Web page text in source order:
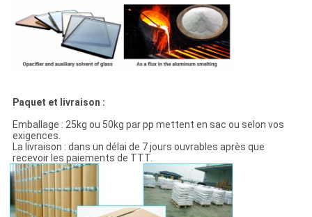
Paquet et livraison :
Emballage : 25kg ou 50kg par pp mettent en sac ou selon vos
exigences.
La livraison : dans un délai de 7 jours ouvrables après que
recevoir les paiements de TTT.